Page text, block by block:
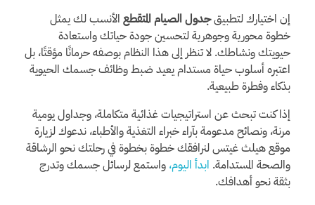
إن اختيارك لتطبيقجدول الصيام المتقطع الأنسب لك يمثل
خطوة محورية وجوهرية لتحسين جودة حياتك واستعادة
حيويتك ونشاطك. لا تنظر إلى هذا النظام بوصفه حرمانًا مؤقتًا، بل
اعتبره أسلوب حياة مستدام يعيد ضبط وظائف جسمك الحيوية
بذكاء وفطرة طبيعية.
إذا كنت تبحث عن استراتيجيات غذائية متكاملة، وجداول يومية
مرنة، ونصائح مدعومة بآراء خبراء التغذية والأطباء، ندعوك لزيارة
موقع هيلث غيتس لنرافقك خطوة بخطوة في رحلتك نحو الرشاقة
والصحة المستدامة. ابدأ اليوم، واستمع لرسائل جسمك وتدرج
بثقة نحو أهدافك.